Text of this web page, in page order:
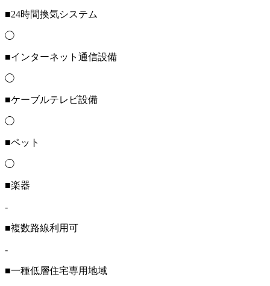
■24時間換気システム
◯
■インターネット通信設備
◯
■ケーブルテレビ設備
◯
■ペット
◯
■楽器
-
■複数路線利用可
-
■一種低層住宅専用地域